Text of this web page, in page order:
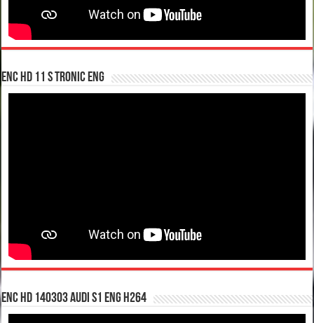
enc hd 11 S tronic ENG
enc hd 140303 Audi S1 ENG H264